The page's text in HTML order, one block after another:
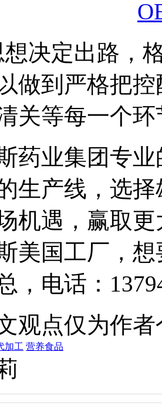
定出路，格
做到严格把
关等每一个
业集团专业
生产线，选
机遇，赢取
美国工厂，
，电话：
观点仅为作
加工 营养食品